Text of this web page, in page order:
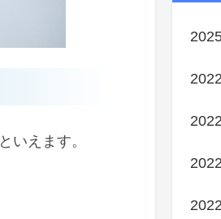
といえます。